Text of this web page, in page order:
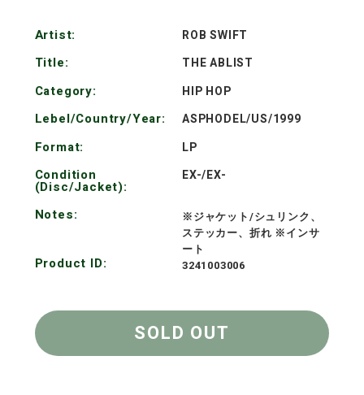
Artist: ROB SWIFT
Title: THE ABLIST
Category: HIP HOP
Lebel/Country/Year: ASPHODEL/US/1999
Format: LP
Condition
(Disc/Jacket):
EX-/EX-
Notes:
※ジャケット/シュリンク、
ステッカー、折れ ※インサ
ート
Product ID: 3241003006
SOLD OUT